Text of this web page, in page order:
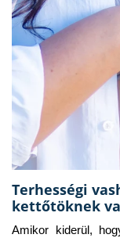
Terhességi
kettőtöknek
Amikor kiderül,